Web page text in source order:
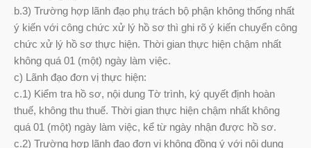
b.3) Trường hợp lãnh đạo phụ trách bộ phận không thống nhất
ý kiến với công chức xử lý hồ sơ thì ghi rõ ý kiến chuyển công
chức xử lý hồ sơ thực hiện. Thời gian thực hiện chậm nhất
không quá 01 (một) ngày làm việc.
c) Lãnh đạo đơn vị thực hiện:
c.1) Kiểm tra hồ sơ, nội dung Tờ trình, ký quyết định hoàn
thuế, không thu thuế. Thời gian thực hiện chậm nhất không
quá 01 (một) ngày làm việc, kể từ ngày nhận được hồ sơ.
c.2) Trường hợp lãnh đạo đơn vị không đồng ý với nội dung